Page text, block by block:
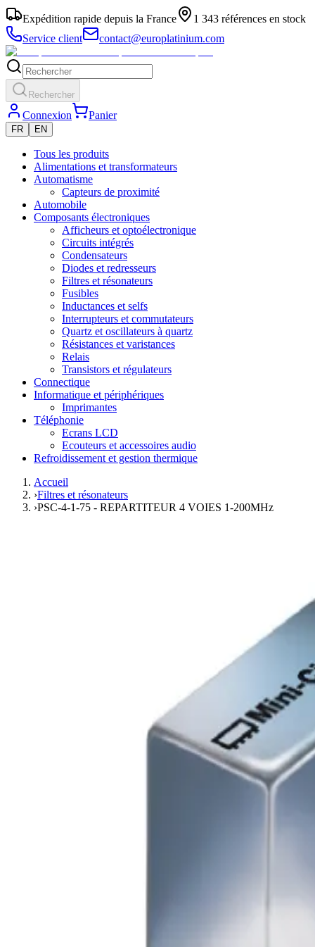
Expédition rapide depuis la France
1 343 références en stock
Service client
contact@europlatinium.com
Rechercher
Connexion Panier
FR EN
Tous les produits
Alimentations et transformateurs
Automatisme
Capteurs de proximité
Automobile
Composants électroniques
Afficheurs et optoélectronique
Circuits intégrés
Condensateurs
Diodes et redresseurs
Filtres et résonateurs
Fusibles
Inductances et selfs
Interrupteurs et commutateurs
Quartz et oscillateurs à quartz
Résistances et varistances
Relais
Transistors et régulateurs
Connectique
Informatique et périphériques
Imprimantes
Téléphonie
Ecrans LCD
Ecouteurs et accessoires audio
Refroidissement et gestion thermique
Accueil
›Filtres et résonateurs
›PSC-4-1-75 - REPARTITEUR 4 VOIES 1-200MHz